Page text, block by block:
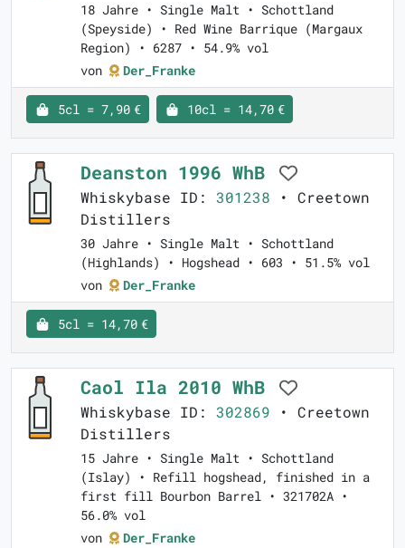
18 Jahre • Single Malt • Schottland
(Speyside) • Red Wine Barrique (Margaux
Region) • 6287 • 54.9% vol
von
Der_Franke
5cl = 7,90 € 10cl = 14,70 €
Deanston 1996 WhB
Whiskybase ID: 301238 • Creetown
Distillers
30 Jahre • Single Malt • Schottland
(Highlands) • Hogshead • 603 • 51.5% vol
von
Der_Franke
5cl = 14,70 €
Caol Ila 2010 WhB
Whiskybase ID: 302869 • Creetown
Distillers
15 Jahre • Single Malt • Schottland
(Islay) • Refill hogshead, finished in a
first fill Bourbon Barrel • 321702A •
56.0% vol
von
Der_Franke